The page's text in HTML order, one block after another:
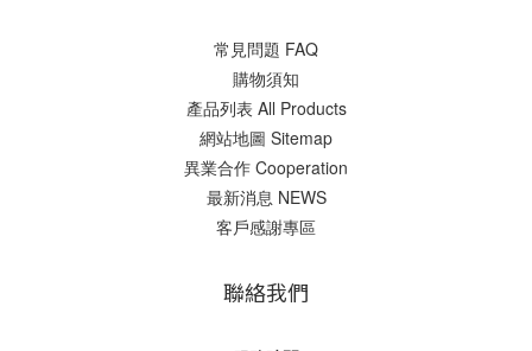
常見問題 FAQ
購物須知
產品列表 All Products
網站地圖 Sitemap
異業合作 Cooperation
最新消息 NEWS
客戶感謝專區
聯絡我們